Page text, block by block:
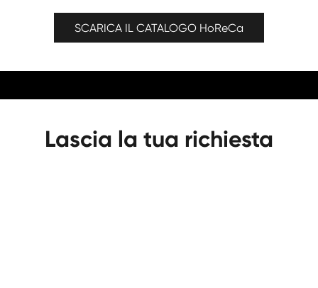
SCARICA IL CATALOGO HoReCa
Lascia la tua richiesta